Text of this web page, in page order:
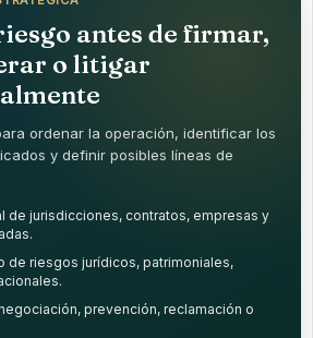
antes de firmar,
o litigar
ordenar la operación, identificar los
y definir posibles líneas de
de jurisdicciones, contratos, empresas y
de riesgos jurídicos, patrimoniales,
prevención, reclamación o